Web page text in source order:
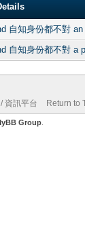
自知身份都不對 an
自知身份都不對 a
資訊平台 Return to
Group